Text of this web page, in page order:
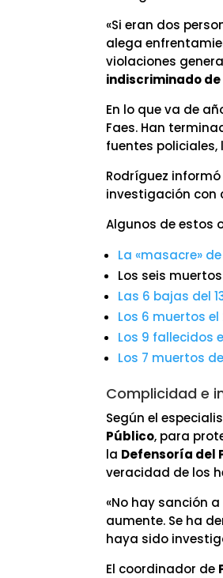
«Si eran dos
alega
violaciones
indiscriminado
En lo que va de
Faes. Han
fuentes
Rodríguez
investigación con
Algunos de estos
La «masacre»
Los seis
Las 6 bajas del
Los 6 muertos
Los 9 fallecidos
Los 7 muertos
Complicidad e
Según el
Público, para
la Defensoría del
veracidad de los
«No hay sanción
aumente. Se ha
haya sido
El coordinador de